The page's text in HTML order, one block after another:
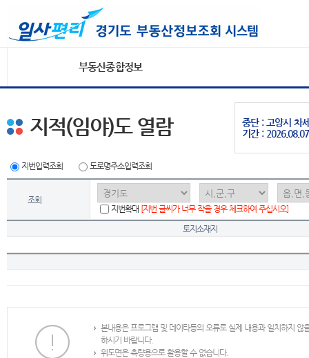
부동산종합정보
중단 : 고양시 차
기간 :
지적(임야)도 열람
지번입력조회 도로명주소입력조회
조회
지번확대 [지번 글씨가 너무 작을 경우 체크하여 주십시오]
토지소재지
본내용은 프로그램 및 데이타등의 오류로 실제 내용과 일치하지
하시기 바랍니다.
위도면은 측량용으로 활용할 수 없습니다.